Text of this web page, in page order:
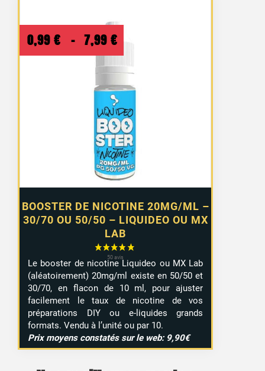
BOOSTER DE NICOTINE 20MG/ML –
30/70 OU 50/50 – LIQUIDEO OU MX
LAB
0,99 € – 7,99 € Plage
de
prix :
0,99 €
à
7,99 €
Le booster de nicotine Liquideo ou MX Lab
(aléatoirement) 20mg/ml existe en 50/50 et
30/70, en flacon de 10 ml, pour ajuster
facilement le taux de nicotine de vos
préparations DIY ou e-liquides grands
formats. Vendu à l’unité ou par 10.
Prix moyens constatés sur le web: 9,90€